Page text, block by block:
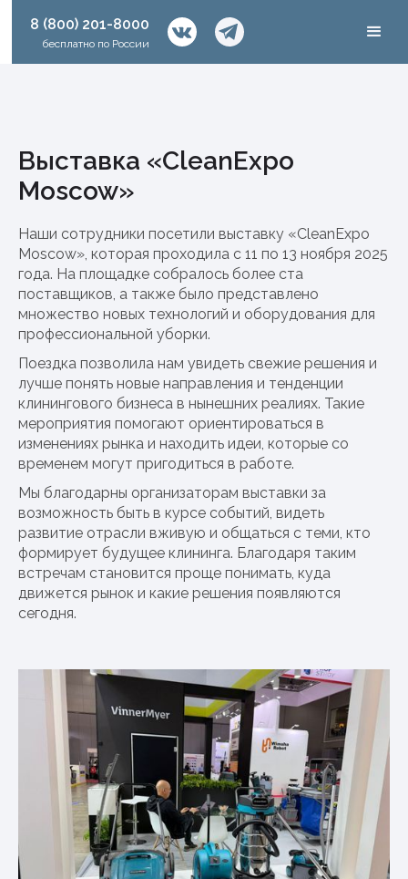
8 (800) 201-8000
бесплатно по России
Выставка «CleanExpo
Moscow»
Наши сотрудники посетили выставку «CleanExpo
Moscow», которая проходила с 11 по 13 ноября 2025
года. На площадке собралось более ста
поставщиков, а также было представлено
множество новых технологий и оборудования для
профессиональной уборки.
Поездка позволила нам увидеть свежие решения и
лучше понять новые направления и тенденции
клинингового бизнеса в нынешних реалиях. Такие
мероприятия помогают ориентироваться в
изменениях рынка и находить идеи, которые со
временем могут пригодиться в работе.
Мы благодарны организаторам выставки за
возможность быть в курсе событий, видеть
развитие отрасли вживую и общаться с теми, кто
формирует будущее клининга. Благодаря таким
встречам становится проще понимать, куда
движется рынок и какие решения появляются
сегодня.